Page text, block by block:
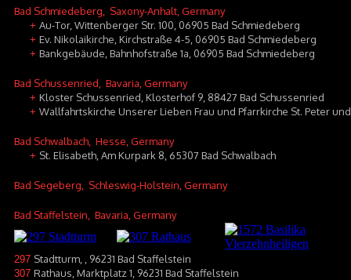
Bad Schmiedeberg , Saxony-Anhalt, Germany
+ Au-Tor, Wittenberger Str. 100, 06905 Bad Schmiedeberg
+ Ev. Nikolaikirche, Kirchstraße 4-5, 06905 Bad Schmiedeberg
+ Bankgebäude, Bahnhofstraße 1a, 06905 Bad Schmiedeberg
Bad Schussenried , Bavaria, Germany
+ Kloster Schussenried, Klosterhof 9, 88427 Bad Schussenried
+ Wallfahrtskirche Unserer Lieben Frau und Pfarrkirche St. Peter
Bad Schwalbach , Hesse, Germany
+ St. Elisabeth, Am Kurpark 8, 65307 Bad Schwalbach
Bad Segeberg , Schleswig-Holstein, Germany
Bad Staffelstein , Bavaria, Germany
297 Stadtturm, , 96231 Bad Staffelstein
307 Rathaus, Marktplatz 1, 96231 Bad Staffelstein